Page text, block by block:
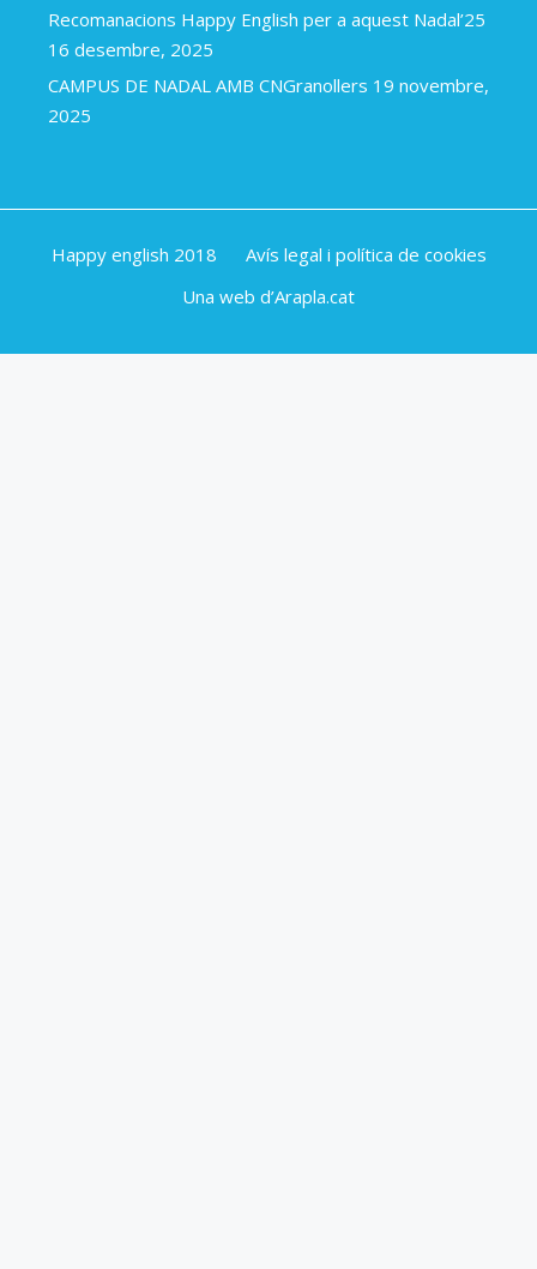
Recomanacions Happy English per a aquest Nadal’25
16 desembre, 2025
CAMPUS DE NADAL AMB CNGranollers 19 novembre,
2025
Happy english 2018
Avís legal i política de cookies
Una web d’Arapla.cat